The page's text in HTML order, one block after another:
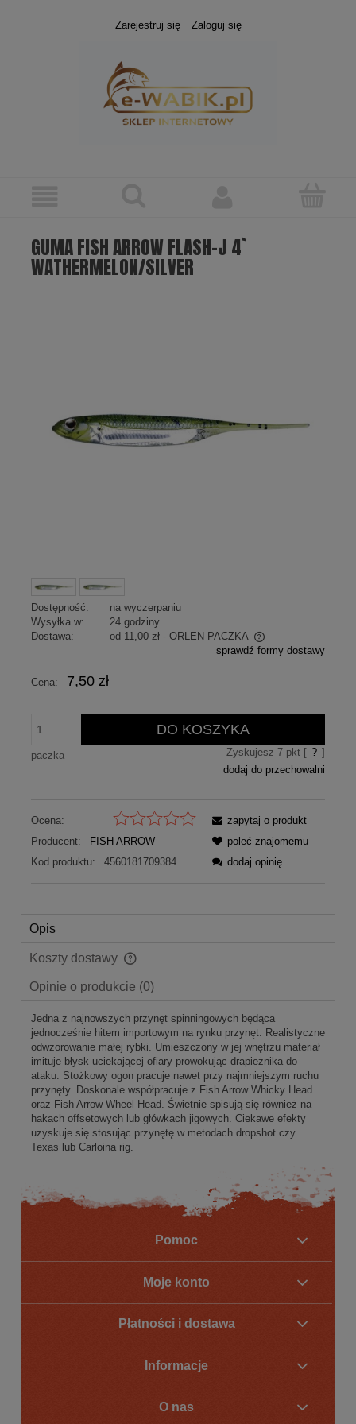
Zarejestruj się Zaloguj się
GUMA FISH ARROW FLASH-J 4`
WATHERMELON/SILVER
Dostępność:
na wyczerpaniu
Wysyłka w:
24 godziny
Dostawa:
od 11,00 zł - ORLEN PACZKA
Cena nie zawiera ewentualnych kosztów płatności
sprawdź formy dostawy
Cena: 7,50 zł
paczka
DO KOSZYKA
Zyskujesz 7pkt [ ? ]
dodaj do przechowalni
Ocena:
Producent:
FISH ARROW
Kod produktu:
4560181709384
zapytaj o produkt
poleć znajomemu
dodaj opinię
Opis
Koszty dostawy
Cena nie zawiera ewentualnych kosztów płatności
Opinie o produkcie (0)
Jedna z najnowszych przynęt spinningowych będąca
jednocześnie hitem importowym na rynku przynęt. Realistyczne
odwzorowanie małej rybki. Umieszczony w jej wnętrzu materiał
imituje błysk uciekającej ofiary prowokując drapieżnika do
ataku. Stożkowy ogon pracuje nawet przy najmniejszym ruchu
przynęty. Doskonale współpracuje z Fish Arrow Whicky Head
oraz Fish Arrow Wheel Head. Świetnie spisują się również na
hakach offsetowych lub główkach jigowych. Ciekawe efekty
uzyskuje się stosując przynętę w metodach dropshot czy
Texas lub Carloina rig.
Pomoc
Moje konto
Płatności i dostawa
Informacje
O nas